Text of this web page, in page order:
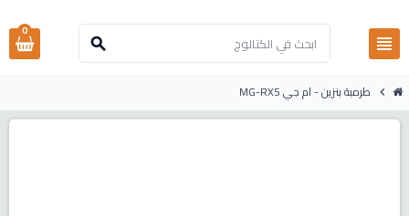
view_headline
search
0
chevron_right طرمبة بنزين - ام جي MG-RX5